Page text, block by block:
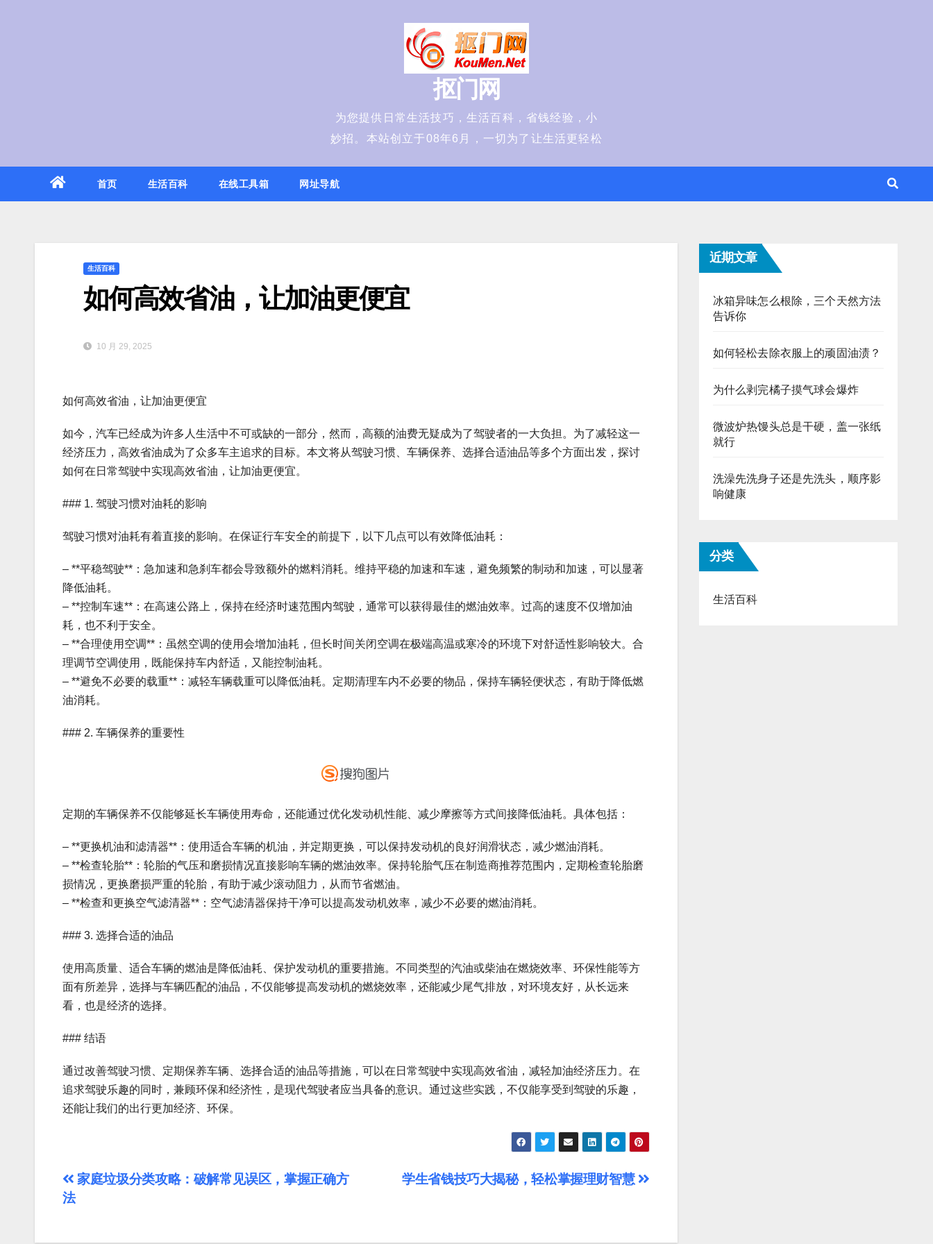
抠门网
为您提供日常生活技巧，生活百科，省钱经验，小
妙招。本站创立于08年6月，一切为了让生活更轻松
首页 生活百科 在线工具箱 网址导航
生活百科
如何高效省油，让加油更便宜
10 月 29, 2025
如何高效省油，让加油更便宜
如今，汽车已经成为许多人生活中不可或缺的一部分，然而，高额的油费无疑成为了驾驶者的一大负担。为了减轻这一
经济压力，高效省油成为了众多车主追求的目标。本文将从驾驶习惯、车辆保养、选择合适油品等多个方面出发，探讨
如何在日常驾驶中实现高效省油，让加油更便宜。
### 1. 驾驶习惯对油耗的影响
驾驶习惯对油耗有着直接的影响。在保证行车安全的前提下，以下几点可以有效降低油耗：
– **平稳驾驶**：急加速和急刹车都会导致额外的燃料消耗。维持平稳的加速和车速，避免频繁的制动和加速，可以显著
降低油耗。
– **控制车速**：在高速公路上，保持在经济时速范围内驾驶，通常可以获得最佳的燃油效率。过高的速度不仅增加油
耗，也不利于安全。
– **合理使用空调**：虽然空调的使用会增加油耗，但长时间关闭空调在极端高温或寒冷的环境下对舒适性影响较大。合
理调节空调使用，既能保持车内舒适，又能控制油耗。
– **避免不必要的载重**：减轻车辆载重可以降低油耗。定期清理车内不必要的物品，保持车辆轻便状态，有助于降低燃
油消耗。
### 2. 车辆保养的重要性
定期的车辆保养不仅能够延长车辆使用寿命，还能通过优化发动机性能、减少摩擦等方式间接降低油耗。具体包括：
– **更换机油和滤清器**：使用适合车辆的机油，并定期更换，可以保持发动机的良好润滑状态，减少燃油消耗。
– **检查轮胎**：轮胎的气压和磨损情况直接影响车辆的燃油效率。保持轮胎气压在制造商推荐范围内，定期检查轮胎磨
损情况，更换磨损严重的轮胎，有助于减少滚动阻力，从而节省燃油。
– **检查和更换空气滤清器**：空气滤清器保持干净可以提高发动机效率，减少不必要的燃油消耗。
### 3. 选择合适的油品
使用高质量、适合车辆的燃油是降低油耗、保护发动机的重要措施。不同类型的汽油或柴油在燃烧效率、环保性能等方
面有所差异，选择与车辆匹配的油品，不仅能够提高发动机的燃烧效率，还能减少尾气排放，对环境友好，从长远来
看，也是经济的选择。
### 结语
通过改善驾驶习惯、定期保养车辆、选择合适的油品等措施，可以在日常驾驶中实现高效省油，减轻加油经济压力。在
追求驾驶乐趣的同时，兼顾环保和经济性，是现代驾驶者应当具备的意识。通过这些实践，不仅能享受到驾驶的乐趣，
还能让我们的出行更加经济、环保。
文
章
学生省钱技巧大揭秘，轻松掌握理财智慧
家庭垃圾分类攻略：破解常见误区，掌握正确方
法
近期文章
冰箱异味怎么根除，三个天然方法
告诉你
如何轻松去除衣服上的顽固油渍？
为什么剥完橘子摸气球会爆炸
微波炉热馒头总是干硬，盖一张纸
就行
洗澡先洗身子还是先洗头，顺序影
响健康
分类
生活百科